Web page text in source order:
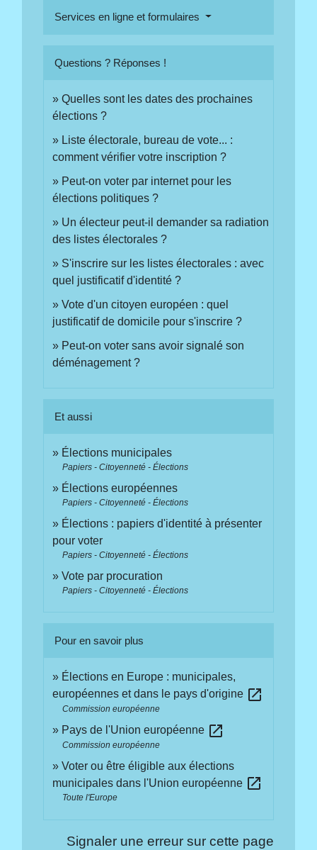
Services en ligne et formulaires
Questions ? Réponses !
Quelles sont les dates des prochaines
élections ?
Liste électorale, bureau de vote... :
comment vérifier votre inscription ?
Peut-on voter par internet pour les
élections politiques ?
Un électeur peut-il demander sa radiation
des listes électorales ?
S'inscrire sur les listes électorales : avec
quel justificatif d'identité ?
Vote d'un citoyen européen : quel
justificatif de domicile pour s'inscrire ?
Peut-on voter sans avoir signalé son
déménagement ?
Et aussi
Élections municipales
Papiers - Citoyenneté - Élections
Élections européennes
Papiers - Citoyenneté - Élections
Élections : papiers d'identité à présenter
pour voter
Papiers - Citoyenneté - Élections
Vote par procuration
Papiers - Citoyenneté - Élections
Pour en savoir plus
Élections en Europe : municipales,
européennes et dans le pays d'origine open_in_new
Commission européenne
Pays de l'Union européenne open_in_new
Commission européenne
Voter ou être éligible aux élections
municipales dans l'Union européenne open_in_new
Toute l'Europe
Signaler une erreur sur cette page